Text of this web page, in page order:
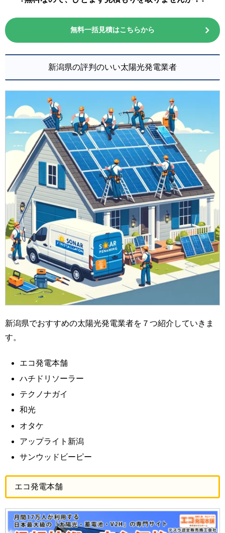
無料一括見積はこちらから
新潟県の評判のいい太陽光発電業者
新潟県でおすすめの太陽光発電業者を７つ紹介していきま
す。
エコ発電本舗
ハチドリソーラー
テクノナガイ
和光
オタケ
アップライト新潟
サンウッドビーピー
エコ発電本舗